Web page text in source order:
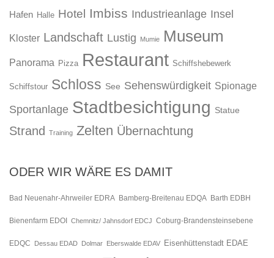
Hafen Halle Hotel Imbiss Industrieanlage Insel
Kloster Landschaft Lustig Mumie Museum
Panorama Pizza Restaurant Schiffshebewerk
Schiffstour Schloss See Sehenswürdigkeit Spionage
Sportanlage Stadtbesichtigung Statue
Strand Training Zelten Übernachtung
ODER WIR WÄRE ES DAMIT
Bad Neuenahr-Ahrweiler EDRA Bamberg-Breitenau EDQA Barth EDBH
Bienenfarm EDOI Chemnitz/ Jahnsdorf EDCJ Coburg-Brandensteinsebene
EDQC Dessau EDAD Dolmar Eberswalde EDAV Eisenhüttenstadt EDAE